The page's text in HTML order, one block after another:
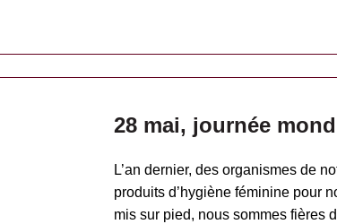
28 mai, journée
L’an dernier, des organismes de
produits d’hygiène féminine pour
mis sur pied, nous sommes fières